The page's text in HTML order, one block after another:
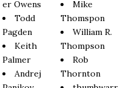
er Owens
Todd
Pagden
Keith
Palmer
Andrej
Mike
Thomspon
William R.
Thompson
Rob
Thornton